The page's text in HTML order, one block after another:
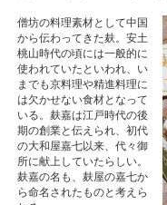
僧坊の料理素材として中国
から伝わってきた麸。安土
桃山時代の頃には一般的に
使われていたといわれ、い
までも京料理や精進料理に
は欠かせない食材となって
いる。麸嘉は江戸時代の後
期の創業と伝えられ、初代
の大和屋嘉七以来、代々御
所に献上していたらしい。
麸嘉の名も、麸屋の嘉七か
ら命名されたものと考えら